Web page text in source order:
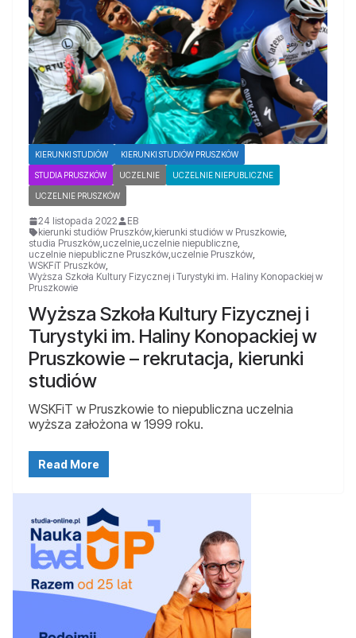
KIERUNKI STUDIÓW KIERUNKI STUDIÓW PRUSZKÓW
STUDIA PRUSZKÓW UCZELNIE UCZELNIE NIEPUBLICZNE
UCZELNIE PRUSZKÓW
24 listopada 2022
EB
kierunki studiów Pruszków,kierunki studiów w Pruszkowie,
studia Pruszków,uczelnie,uczelnie niepubliczne,
uczelnie niepubliczne Pruszków,uczelnie Pruszków,
WSKFiT Pruszków,
Wyższa Szkoła Kultury Fizycznej i Turystyki im. Haliny Konopackiej w
Pruszkowie
Wyższa Szkoła Kultury Fizycznej i
Turystyki im. Haliny Konopackiej w
Pruszkowie – rekrutacja, kierunki
studiów
WSKFiT w Pruszkowie to niepubliczna uczelnia
wyższa założona w 1999 roku.
Read More